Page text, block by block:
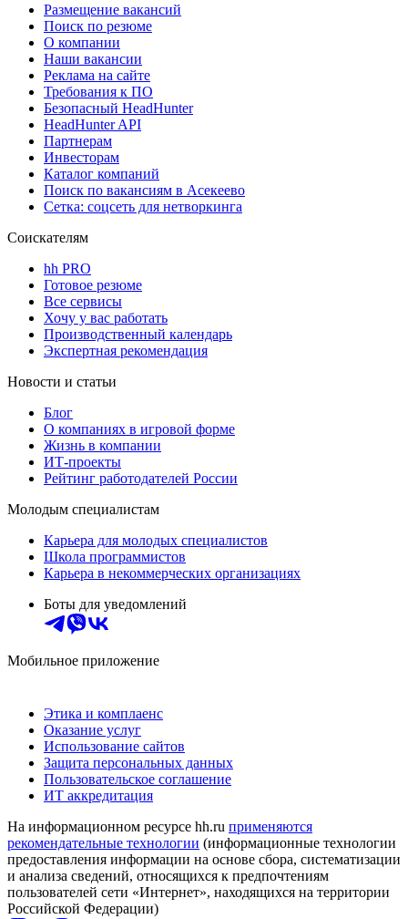
Размещение вакансий
Поиск по резюме
О компании
Наши вакансии
Реклама на сайте
Требования к ПО
Безопасный HeadHunter
HeadHunter API
Партнерам
Инвесторам
Каталог компаний
Поиск по вакансиям в Асекеево
Сетка: соцсеть для нетворкинга
Соискателям
hh PRO
Готовое резюме
Все сервисы
Хочу у вас работать
Производственный календарь
Экспертная рекомендация
Новости и статьи
Блог
О компаниях в игровой форме
Жизнь в компании
ИТ-проекты
Рейтинг работодателей России
Молодым специалистам
Карьера для молодых специалистов
Школа программистов
Карьера в некоммерческих организациях
Боты для уведомлений
Мобильное приложение
Этика и комплаенс
Оказание услуг
Использование сайтов
Защита персональных данных
Пользовательское соглашение
ИТ аккредитация
На информационном ресурсе hh.ru применяются
рекомендательные технологии (информационные технологии
предоставления информации на основе сбора, систематизации
и анализа сведений, относящихся к предпочтениям
пользователей сети «Интернет», находящихся на территории
Российской Федерации)